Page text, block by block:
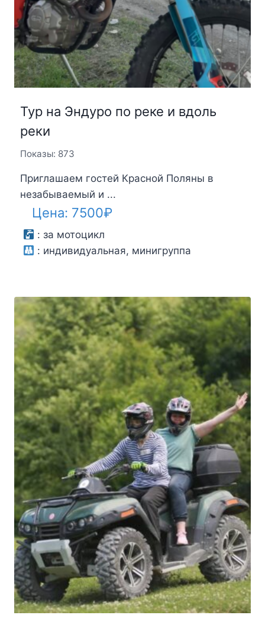
Тур на Эндуро по реке и вдоль
реки
Показы: 873
Приглашаем гостей Красной Поляны в
незабываемый и ...
Цена: 7500₽
: за мотоцикл
: индивидуальная, минигруппа